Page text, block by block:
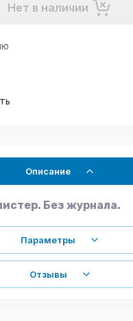
Нет в наличии
Описание
Без журнала.
Параметры
Отзывы